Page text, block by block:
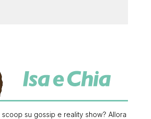
scoop su gossip e reality show? Allora